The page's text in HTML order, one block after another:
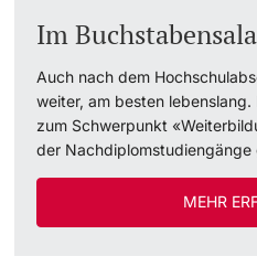
Im
Auch nach dem
weiter, am besten
zum Schwerpunkt
der Nachdiplomstudiengänge
MEHR